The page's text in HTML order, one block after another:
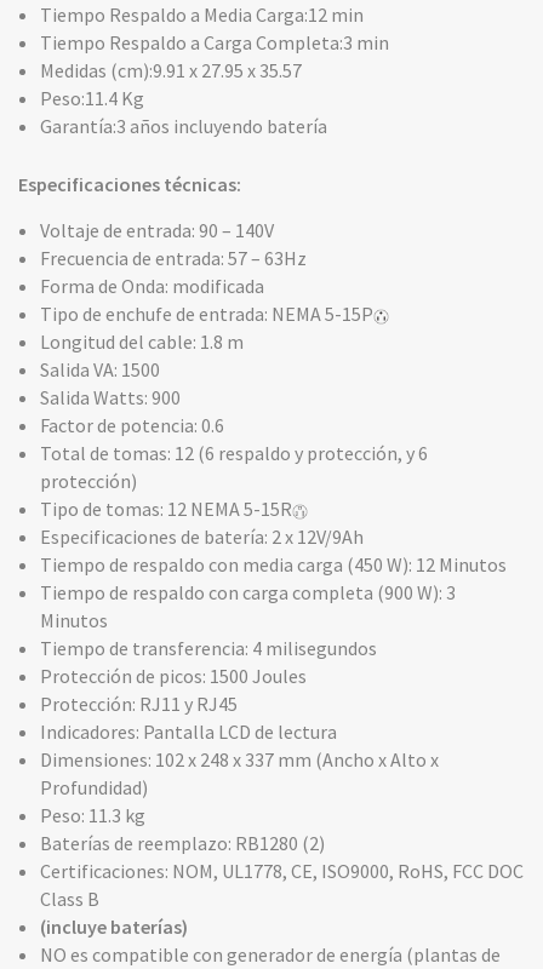
Tiempo Respaldo a Media Carga:12 min
Tiempo Respaldo a Carga Completa:3 min
Medidas (cm):9.91 x 27.95 x 35.57
Peso:11.4 Kg
Garantía:3 años incluyendo batería
Especificaciones técnicas:
Voltaje de entrada: 90 – 140V
Frecuencia de entrada: 57 – 63Hz
Forma de Onda: modificada
Tipo de enchufe de entrada: NEMA 5-15P
Longitud del cable: 1.8 m
Salida VA: 1500
Salida Watts: 900
Factor de potencia: 0.6
Total de tomas: 12 (6 respaldo y protección, y 6
protección)
Tipo de tomas: 12 NEMA 5-15R
Especificaciones de batería: 2 x 12V/9Ah
Tiempo de respaldo con media carga (450 W): 12 Minutos
Tiempo de respaldo con carga completa (900 W): 3
Minutos
Tiempo de transferencia: 4 milisegundos
Protección de picos: 1500 Joules
Protección: RJ11 y RJ45
Indicadores: Pantalla LCD de lectura
Dimensiones: 102 x 248 x 337 mm (Ancho x Alto x
Profundidad)
Peso: 11.3 kg
Baterías de reemplazo: RB1280 (2)
Certificaciones: NOM, UL1778, CE, ISO9000, RoHS, FCC DOC
Class B
(incluye baterías)
NO es compatible con generador de energía (plantas de